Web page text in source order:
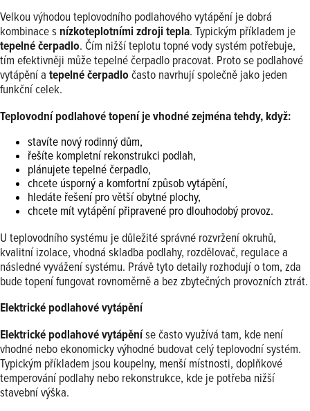
Velkou výhodou teplovodního podlahového vytápění je dobrá
kombinace s nízkoteplotními zdroji tepla. Typickým příkladem je
tepelné čerpadlo. Čím nižší teplotu topné vody systém potřebuje,
tím efektivněji může tepelné čerpadlo pracovat. Proto se podlahové
vytápění a tepelné čerpadločasto navrhují společně jako jeden
funkční celek.
Teplovodní podlahové topení je vhodné zejména tehdy, když:
stavíte nový rodinný dům,
řešíte kompletní rekonstrukci podlah,
plánujete tepelné čerpadlo,
chcete úsporný a komfortní způsob vytápění,
hledáte řešení pro větší obytné plochy,
chcete mít vytápění připravené pro dlouhodobý provoz.
U teplovodního systému je důležité správné rozvržení okruhů,
kvalitní izolace, vhodná skladba podlahy, rozdělovač, regulace a
následné vyvážení systému. Právě tyto detaily rozhodují o tom, zda
bude topení fungovat rovnoměrně a bez zbytečných provozních ztrát.
Elektrické podlahové vytápění
Elektrické podlahové vytápěníse často využívá tam, kde není
vhodné nebo ekonomicky výhodné budovat celý teplovodní systém.
Typickým příkladem jsou koupelny, menší místnosti, doplňkové
temperování podlahy nebo rekonstrukce, kde je potřeba nižší
stavební výška.